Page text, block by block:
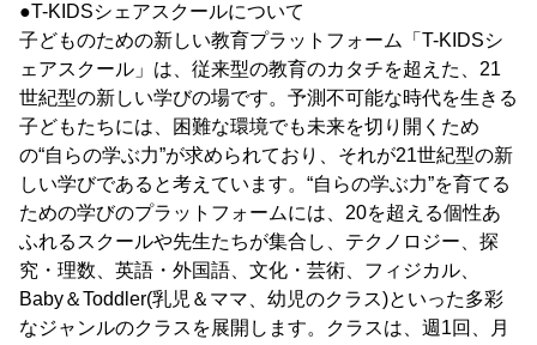
●T-KIDSシェアスクールについて
子どものための新しい教育プラットフォーム「T-KIDSシ
ェアスクール」は、従来型の教育のカタチを超えた、21
世紀型の新しい学びの場です。予測不可能な時代を生きる
子どもたちには、困難な環境でも未来を切り開くため
の“自らの学ぶ力”が求められており、それが21世紀型の新
しい学びであると考えています。“自らの学ぶ力”を育てる
ための学びのプラットフォームには、20を超える個性あ
ふれるスクールや先生たちが集合し、テクノロジー、探
究・理数、英語・外国語、文化・芸術、フィジカル、
Baby＆Toddler(乳児＆ママ、幼児のクラス)といった多彩
なジャンルのクラスを展開します。クラスは、週1回、月